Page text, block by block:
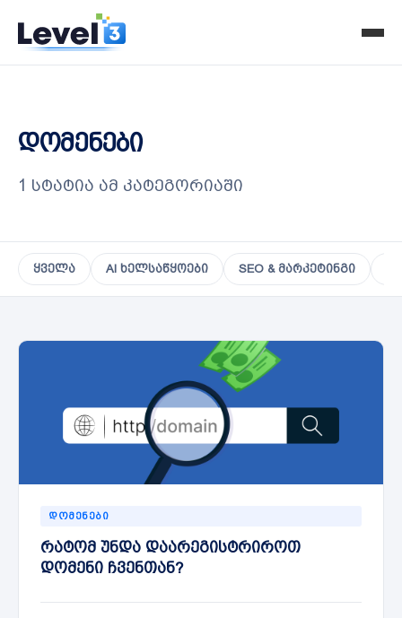
დომენები
1 სტატია ამ კატეგორიაში
ყველა AI ხელსაწყოები SEO & მარკეტინგი
ᲓᲝᲛᲔᲜᲔᲑᲘ
რატომ უნდა დაარეგისტრიროთ
დომენი ჩვენთან?